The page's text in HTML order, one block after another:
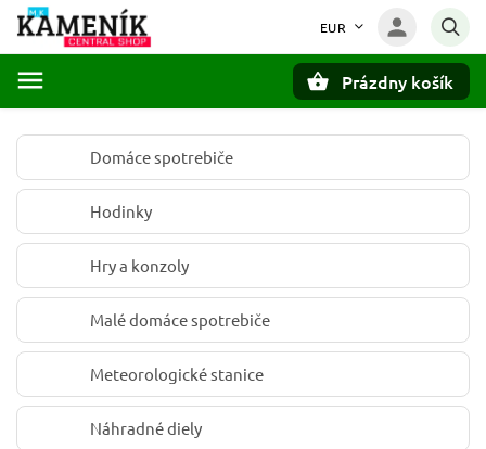
EUR
Prázdny košík
Domáce spotrebiče
Hodinky
Hry a konzoly
Malé domáce spotrebiče
Meteorologické stanice
Náhradné diely